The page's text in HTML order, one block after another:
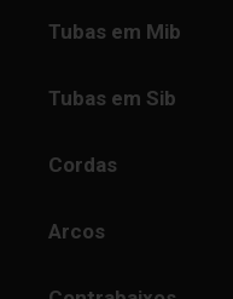
Tubas em Mib
Tubas em Sib
Cordas
Arcos